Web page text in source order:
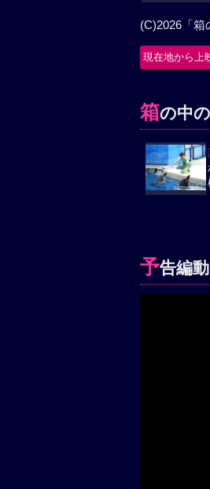
(C)2026「箱
現在地から上
箱の中
予告編